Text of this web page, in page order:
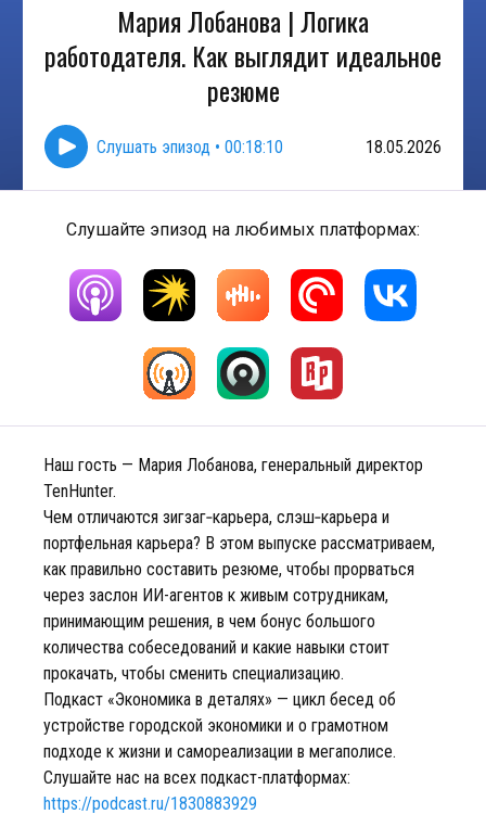
Мария Лобанова | Логика
работодателя. Как выглядит идеальное
резюме
Слушать эпизод • 00:18:10 18.05.2026
Слушайте эпизод на любимых платформах:
Наш гость — Мария Лобанова, генеральный директор
TenHunter.
Чем отличаются зигзаг‑карьера, слэш‑карьера и
портфельная карьера? В этом выпуске рассматриваем,
как правильно составить резюме, чтобы прорваться
через заслон ИИ-агентов к живым сотрудникам,
принимающим решения, в чем бонус большого
количества собеседований и какие навыки стоит
прокачать, чтобы сменить специализацию.
Подкаст «Экономика в деталях» — цикл бесед об
устройстве городской экономики и о грамотном
подходе к жизни и самореализации в мегаполисе.
Cлушайте нас на всех подкаст-платформах:
https://podcast.ru/1830883929